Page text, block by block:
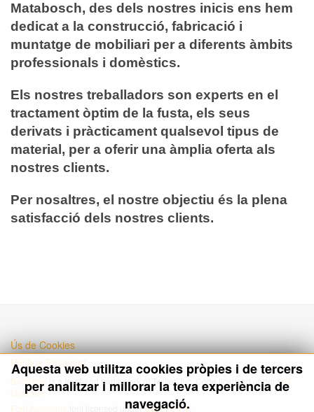
Matabosch, des dels nostres inicis ens hem
dedicat a la construcció, fabricació i
muntatge de mobiliari per a diferents àmbits
professionals i domèstics.
Els nostres treballadors son experts en el
tractament òptim de la fusta, els seus
derivats i pràcticament qualsevol tipus de
material, per a oferir una àmplia oferta als
nostres clients.
Per nosaltres, el nostre objectiu és la plena
satisfacció dels nostres clients.
Aquesta web utilitza cookies pròpies i de tercers
per analitzar i millorar la teva experiència de
navegació.
Ús de Cookies
Política Privacitat
Bootstrap is a front-end framework of Twitter, Inc. Code licensed under MIT
License.
Font Awesome
font licensed underSIL OFL 1.1